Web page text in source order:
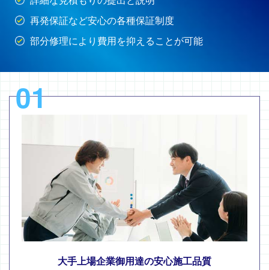
再発保証など安心の各種保証制度
部分修理により費用を抑えることが可能
01
大手上場企業御用達の安心施工品質